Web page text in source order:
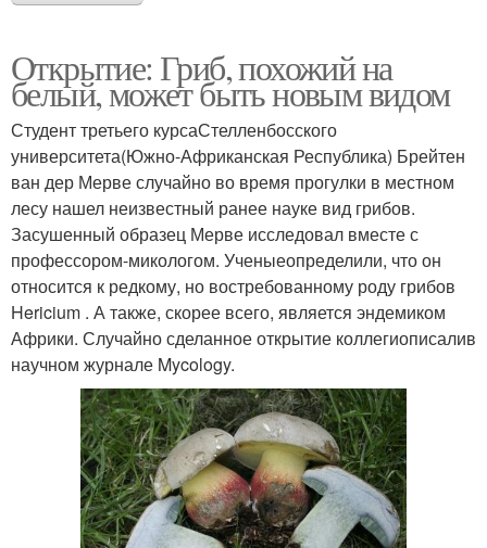
Открытие: Гриб, похожий на
белый, может быть новым видом
Студент третьего курсаСтелленбосского
университета(Южно-Африканская Республика) Брейтен
ван дер Мерве случайно во время прогулки в местном
лесу нашел неизвестный ранее науке вид грибов.
Засушенный образец Мерве исследовал вместе с
профессором-микологом. Ученыеопределили, что он
относится к редкому, но востребованному роду грибов
Hericium . А также, скорее всего, является эндемиком
Африки. Случайно сделанное открытие коллегиописалив
научном журнале Mycology.